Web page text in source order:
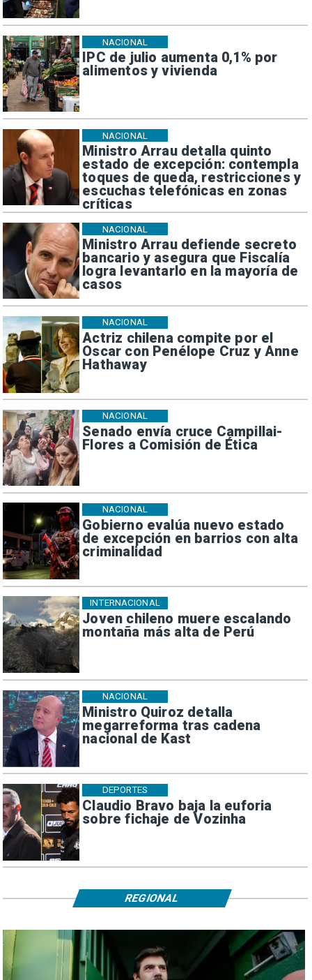
IPC de julio aumenta 0,1% por
alimentos y vivienda
NACIONAL
Ministro Arrau detalla quinto
estado de excepción: contempla
toques de queda, restricciones y
escuchas telefónicas en zonas
críticas
NACIONAL
Ministro Arrau defiende secreto
bancario y asegura que Fiscalía
logra levantarlo en la mayoría de
casos
NACIONAL
Actriz chilena compite por el
Oscar con Penélope Cruz y Anne
Hathaway
NACIONAL
Senado envía cruce Campillai-
Flores a Comisión de Ética
NACIONAL
Gobierno evalúa nuevo estado
de excepción en barrios con alta
criminalidad
NACIONAL
Joven chileno muere escalando
montaña más alta de Perú
INTERNACIONAL
Ministro Quiroz detalla
megarreforma tras cadena
nacional de Kast
NACIONAL
Claudio Bravo baja la euforia
sobre fichaje de Vozinha
DEPORTES
REGIONAL